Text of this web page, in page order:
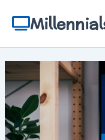
contenu